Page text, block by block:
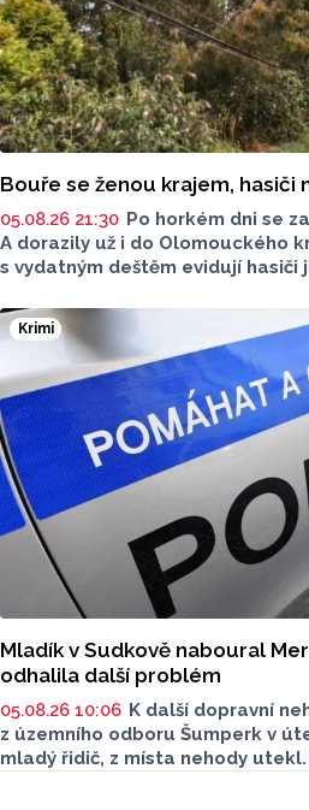
Bouře se ženou krajem, hasiči
05.08.26 21:30 Po horkém dni se
A dorazily už i do Olomouckého
s vydatným deštěm evidují hasiči
Olomouckého kraje o tom
Krimi
Mladík v Sudkově naboural
odhalila další problém
05.08.26 10:06 K další dopravní
z územního odboru Šumperk v
mladý řidič, z místa nehody